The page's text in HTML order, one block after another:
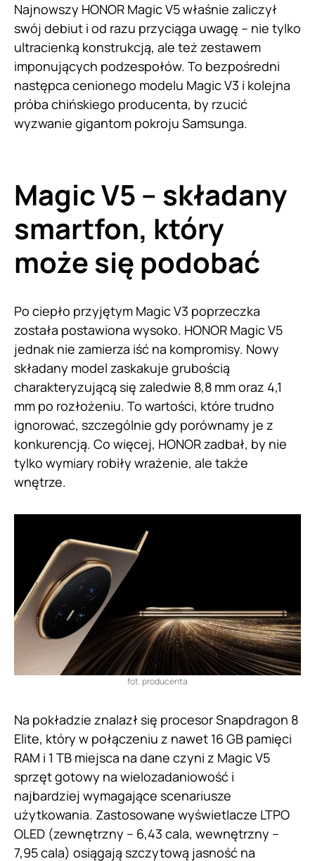
Najnowszy HONOR Magic V5 właśnie zaliczył
swój debiut i od razu przyciąga uwagę – nie tylko
ultracienką konstrukcją, ale też zestawem
imponujących podzespołów. To bezpośredni
następca cenionego modelu Magic V3 i kolejna
próba chińskiego producenta, by rzucić
wyzwanie gigantom pokroju Samsunga.
Magic V5 – składany
smartfon, który
może się podobać
Po ciepło przyjętym Magic V3 poprzeczka
została postawiona wysoko. HONOR Magic V5
jednak nie zamierza iść na kompromisy. Nowy
składany model zaskakuje grubością
charakteryzującą się zaledwie 8,8 mm oraz 4,1
mm po rozłożeniu. To wartości, które trudno
ignorować, szczególnie gdy porównamy je z
konkurencją. Co więcej, HONOR zadbał, by nie
tylko wymiary robiły wrażenie, ale także
wnętrze.
fot. producenta
Na pokładzie znalazł się procesor Snapdragon 8
Elite, który w połączeniu z nawet 16 GB pamięci
RAM i 1 TB miejsca na dane czyni z Magic V5
sprzęt gotowy na wielozadaniowość i
najbardziej wymagające scenariusze
użytkowania. Zastosowane wyświetlacze LTPO
OLED (zewnętrzny – 6,43 cala, wewnętrzny –
7,95 cala) osiągają szczytową jasność na